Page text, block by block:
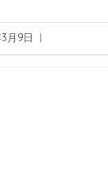
月9日 |